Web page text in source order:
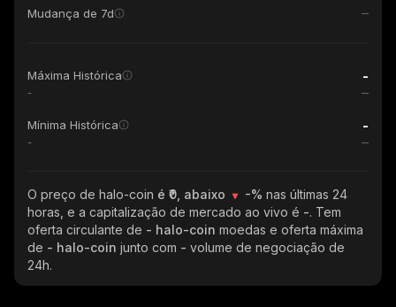
Mudança de 7d
Máxima Histórica -
-
Mínima Histórica -
-
O preço de halo-coin é ₹0, abaixo -% nas últimas 24
horas, e a capitalização de mercado ao vivo é -. Tem
oferta circulante de - halo-coin moedas e oferta máxima
de - halo-coin junto com - volume de negociação de
24h.